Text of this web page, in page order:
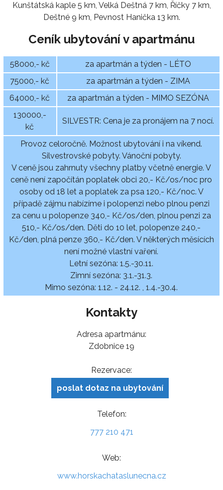
Kunštátská kaple 5 km, Velká Deštná 7 km, Říčky 7 km,
Deštné 9 km, Pevnost Hanička 13 km.
Ceník ubytování v apartmánu
58000,- kč
za apartmán a týden - LÉTO
75000,- kč
za apartmán a týden - ZIMA
64000,- kč
za apartmán a týden - MIMO SEZÓNA
130000,-
kč
SILVESTR: Cena je za pronájem na 7 nocí.
Provoz celoročně. Možnost ubytování i na víkend.
Silvestrovské pobyty. Vánoční pobyty.
V ceně jsou zahrnuty všechny platby včetně energie. V
ceně není započítán poplatek obci 20,- Kč/os/noc pro
osoby od 18 let a poplatek za psa 120,- Kč/noc. V
případě zájmu nabízíme i polopenzi nebo plnou penzi
za cenu u polopenze 340,- Kč/os/den, plnou penzi za
510,- Kč/os/den. Děti do 10 let, polopenze 240,-
Kč/den, plná penze 360,- Kč/den. V některých měsících
není možné vlastní vaření.
Letní sezóna: 1.5.-30.11.
Zimní sezóna: 3.1.-31.3.
Mimo sezóna: 1.12. - 24.12. , 1.4.-30.4.
Kontakty
Adresa apartmánu:
Zdobnice 19
Rezervace:
poslat dotaz na ubytování
Telefon:
777 210 471
Web:
www.horskachataslunecna.cz